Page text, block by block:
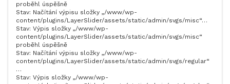
proběhl úspěšně
Stav: Načítání výpisu složky „/www/wp-
content/plugins/LayerSlider/assets/static/admin/svgs/misc“…
Stav: Výpis složky „/www/wp-
content/plugins/LayerSlider/assets/static/admin/svgs/misc“
proběhl úspěšně
Stav: Načítání výpisu složky „/www/wp-
content/plugins/LayerSlider/assets/static/admin/svgs/regular“
…
Stav: Výpis složky „/www/wp-